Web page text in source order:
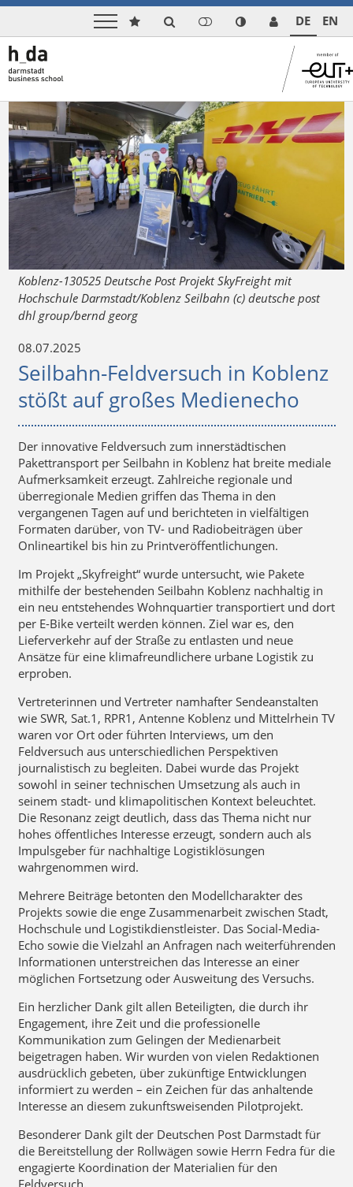
DE EN
Koblenz-130525 Deutsche Post Projekt SkyFreight mit
Hochschule Darmstadt/Koblenz Seilbahn (c) deutsche post
dhl group/bernd georg
08.07.2025
Seilbahn-Feldversuch in Koblenz
stößt auf großes Medienecho
Der innovative Feldversuch zum innerstädtischen
Pakettransport per Seilbahn in Koblenz hat breite mediale
Aufmerksamkeit erzeugt. Zahlreiche regionale und
überregionale Medien griffen das Thema in den
vergangenen Tagen auf und berichteten in vielfältigen
Formaten darüber, von TV- und Radiobeiträgen über
Onlineartikel bis hin zu Printveröffentlichungen.
Im Projekt „Skyfreight“ wurde untersucht, wie Pakete
mithilfe der bestehenden Seilbahn Koblenz nachhaltig in
ein neu entstehendes Wohnquartier transportiert und dort
per E-Bike verteilt werden können. Ziel war es, den
Lieferverkehr auf der Straße zu entlasten und neue
Ansätze für eine klimafreundlichere urbane Logistik zu
erproben.
Vertreterinnen und Vertreter namhafter Sendeanstalten
wie SWR, Sat.1, RPR1, Antenne Koblenz und Mittelrhein TV
waren vor Ort oder führten Interviews, um den
Feldversuch aus unterschiedlichen Perspektiven
journalistisch zu begleiten. Dabei wurde das Projekt
sowohl in seiner technischen Umsetzung als auch in
seinem stadt- und klimapolitischen Kontext beleuchtet.
Die Resonanz zeigt deutlich, dass das Thema nicht nur
hohes öffentliches Interesse erzeugt, sondern auch als
Impulsgeber für nachhaltige Logistiklösungen
wahrgenommen wird.
Mehrere Beiträge betonten den Modellcharakter des
Projekts sowie die enge Zusammenarbeit zwischen Stadt,
Hochschule und Logistikdienstleister. Das Social-Media-
Echo sowie die Vielzahl an Anfragen nach weiterführenden
Informationen unterstreichen das Interesse an einer
möglichen Fortsetzung oder Ausweitung des Versuchs.
Ein herzlicher Dank gilt allen Beteiligten, die durch ihr
Engagement, ihre Zeit und die professionelle
Kommunikation zum Gelingen der Medienarbeit
beigetragen haben. Wir wurden von vielen Redaktionen
ausdrücklich gebeten, über zukünftige Entwicklungen
informiert zu werden – ein Zeichen für das anhaltende
Interesse an diesem zukunftsweisenden Pilotprojekt.
Besonderer Dank gilt der Deutschen Post Darmstadt für
die Bereitstellung der Rollwägen sowie Herrn Fedra für die
engagierte Koordination der Materialien für den
Feldversuch.